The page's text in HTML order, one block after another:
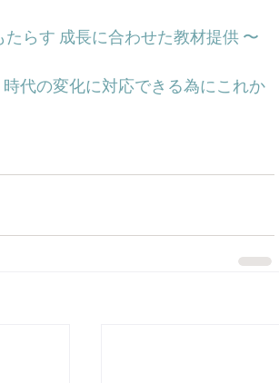
たらす 成長に合わせた教材提供 〜
時代の変化に対応できる為にこれか